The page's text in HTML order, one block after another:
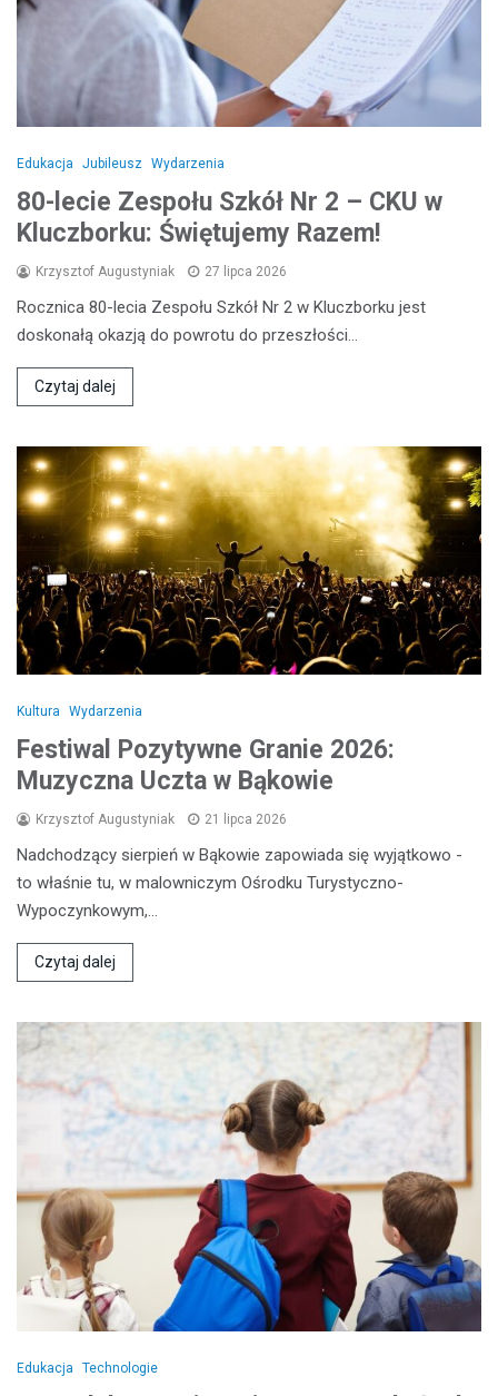
Edukacja Jubileusz Wydarzenia
80-lecie Zespołu Szkół Nr 2 – CKU w
Kluczborku: Świętujemy Razem!
Krzysztof Augustyniak 27 lipca 2026
Rocznica 80-lecia Zespołu Szkół Nr 2 w Kluczborku jest
doskonałą okazją do powrotu do przeszłości…
Czytaj dalej
Kultura Wydarzenia
Festiwal Pozytywne Granie 2026:
Muzyczna Uczta w Bąkowie
Krzysztof Augustyniak 21 lipca 2026
Nadchodzący sierpień w Bąkowie zapowiada się wyjątkowo -
to właśnie tu, w malowniczym Ośrodku Turystyczno-
Wypoczynkowym,…
Czytaj dalej
Edukacja Technologie